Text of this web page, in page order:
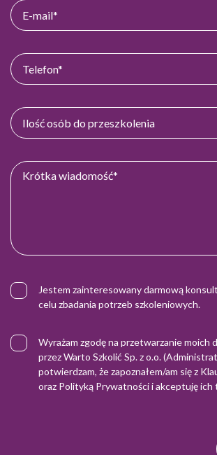
Jestem zainteresowany darmową
celu zbadania potrzeb szkoleniowych.
Wyrażam zgodę na przetwarzanie moich
przez Warto Szkolić Sp. z o.o.
potwierdzam, że zapoznałem/am się z
oraz Polityką Prywatnościi akceptuję ich